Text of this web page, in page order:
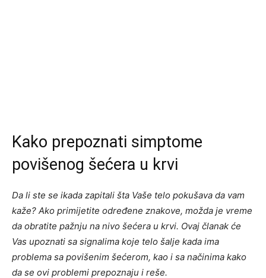
Kako prepoznati simptome
povišenog šećera u krvi
Da li ste se ikada zapitali šta Vaše telo pokušava da vam
kaže? Ako primijetite određene znakove, možda je vreme
da obratite pažnju na nivo šećera u krvi. Ovaj članak će
Vas upoznati sa signalima koje telo šalje kada ima
problema sa povišenim šećerom, kao i sa načinima kako
da se ovi problemi prepoznaju i reše.